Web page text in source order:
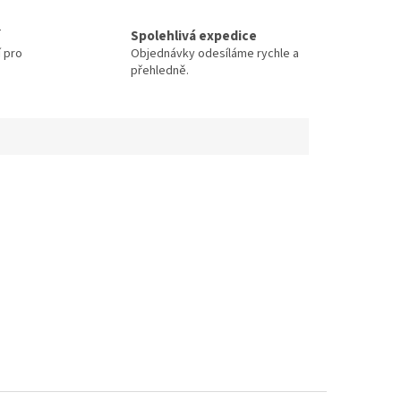
pro
Spolehlivá expedice
Objednávky odesíláme rychle a
přehledně.